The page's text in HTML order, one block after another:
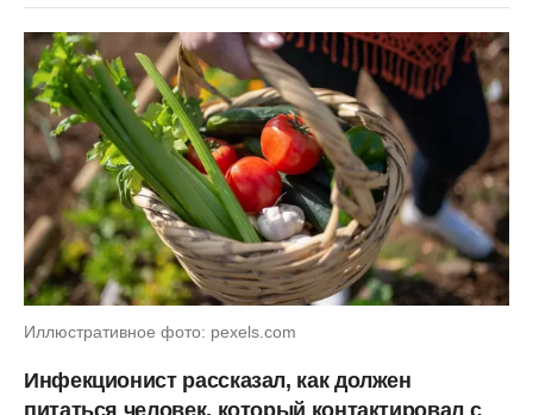
Иллюстративное фото: pexels.com
Инфекционист рассказал, как должен
питаться человек, который контактировал с